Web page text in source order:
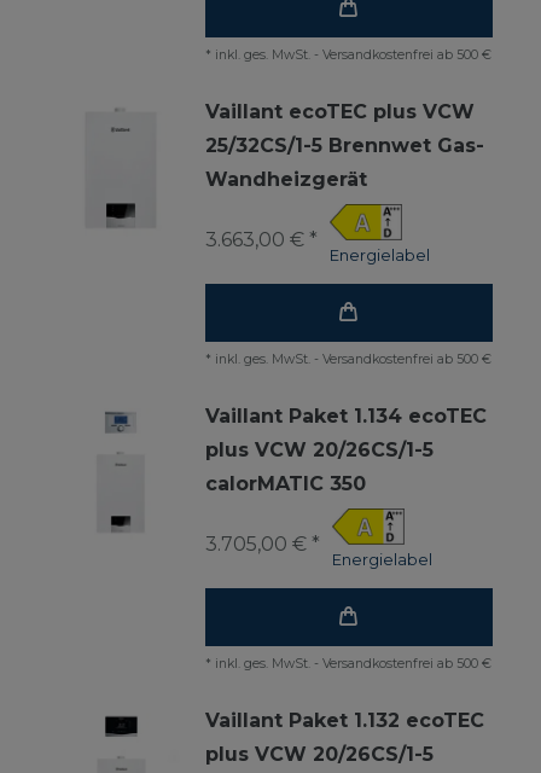
* inkl. ges. MwSt. - Versandkostenfrei ab 500 €
Vaillant ecoTEC plus VCW
25/32CS/1-5 Brennwet Gas-
Wandheizgerät
Energielabel
3.663,00 € *
* inkl. ges. MwSt. - Versandkostenfrei ab 500 €
Vaillant Paket 1.134 ecoTEC
plus VCW 20/26CS/1-5
calorMATIC 350
Energielabel
3.705,00 € *
* inkl. ges. MwSt. - Versandkostenfrei ab 500 €
Vaillant Paket 1.132 ecoTEC
plus VCW 20/26CS/1-5